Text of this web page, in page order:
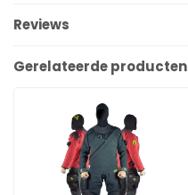
Reviews
Gerelateerde producten